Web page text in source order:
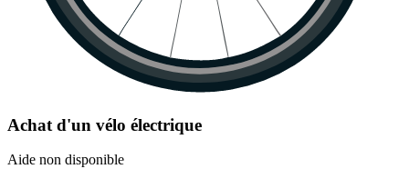
Achat d'un vélo électrique
Aide non disponible